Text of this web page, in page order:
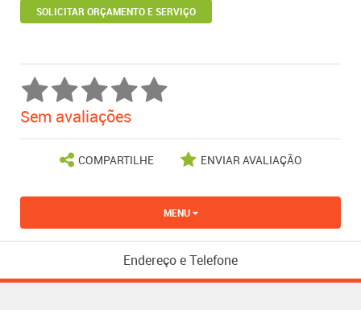
SOLICITAR ORÇAMENTO E SERVIÇO
Sem avaliações
COMPARTILHE ENVIAR AVALIAÇÃO
MENU
Endereço e Telefone